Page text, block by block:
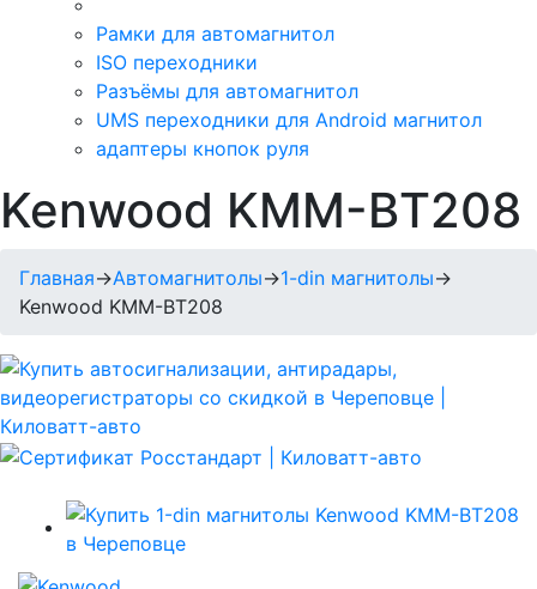
Рамки для автомагнитол
ISO переходники
Разъёмы для автомагнитол
UMS переходники для Android магнитол
адаптеры кнопок руля
Kenwood KMM-ВТ208
Главная→Автомагнитолы→1-din магнитолы→
Kenwood KMM-ВТ208